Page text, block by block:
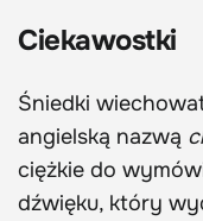
Ciekawostki
Śniedki
angielską nazwą
ciężkie do
dźwięku, który